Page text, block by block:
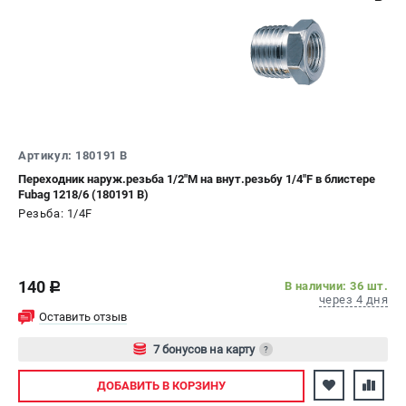
Артикул: 180191 B
Переходник наруж.резьба 1/2"M на внут.резьбу 1/4"F в блистере
Fubag 1218/6 (180191 B)
Резьба: 1/4F
140 c
В наличии: 36 шт.
через 4 дня
Оставить отзыв
7 бонусов на карту ?
Авторизуйтесь
ДОБАВИТЬ В КОРЗИНУ